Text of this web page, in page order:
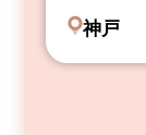
神戸